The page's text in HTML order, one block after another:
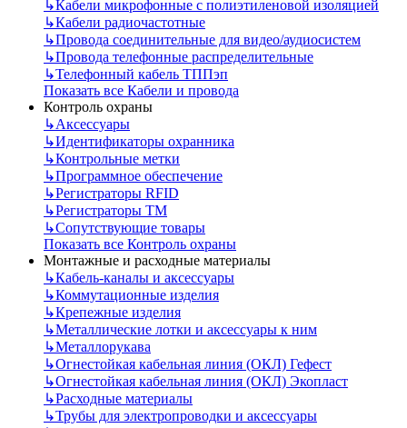
↳Кабели микрофонные с полиэтиленовой изоляцией
↳Кабели радиочастотные
↳Провода соединительные для видео/аудиосистем
↳Провода телефонные распределительные
↳Телефонный кабель ТППэп
Показать все Кабели и провода
Контроль охраны
↳Аксессуары
↳Идентификаторы охранника
↳Контрольные метки
↳Программное обеспечение
↳Регистраторы RFID
↳Регистраторы ТМ
↳Сопутствующие товары
Показать все Контроль охраны
Монтажные и расходные материалы
↳Кабель-каналы и аксессуары
↳Коммутационные изделия
↳Крепежные изделия
↳Металлические лотки и аксессуары к ним
↳Металлорукава
↳Огнестойкая кабельная линия (ОКЛ) Гефест
↳Огнестойкая кабельная линия (ОКЛ) Экопласт
↳Расходные материалы
↳Трубы для электропроводки и аксессуары